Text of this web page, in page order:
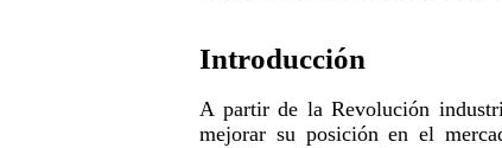
Introducción
A partir de la Revolución
mejorar su posición en el